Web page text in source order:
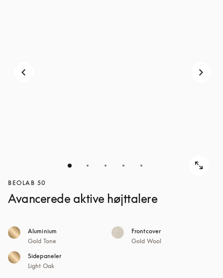
BEOLAB 50
Avancerede aktive højttalere
Aluminium
Gold Tone
Frontcover
Gold Wool
Sidepaneler
Light Oak